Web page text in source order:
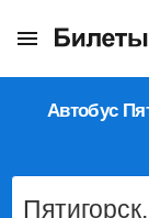
Автобус